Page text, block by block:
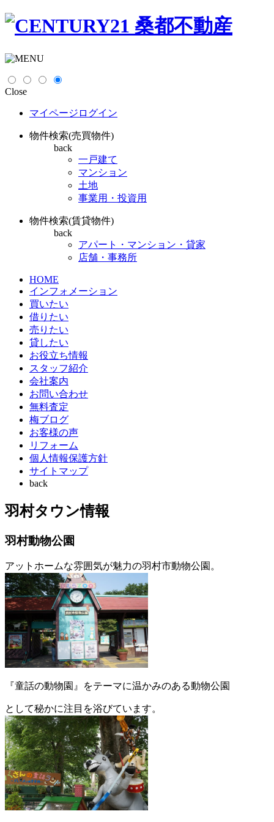
Close
マイページログイン
物件検索(売買物件)
back
一戸建て
マンション
土地
事業用・投資用
物件検索(賃貸物件)
back
アパート・マンション・貸家
店舗・事務所
HOME
インフォメーション
買いたい
借りたい
売りたい
貸したい
お役立ち情報
スタッフ紹介
会社案内
お問い合わせ
無料査定
梅ブログ
お客様の声
リフォーム
個人情報保護方針
サイトマップ
back
羽村タウン情報
羽村動物公園
アットホームな雰囲気が魅力の羽村市動物公園。
『童話の動物園』をテーマに温かみのある動物公園
として秘かに注目を浴びています。